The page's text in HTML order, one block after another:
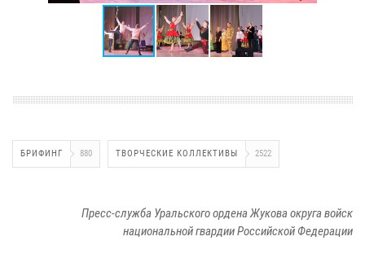
БРИФИНГ 880 ТВОРЧЕСКИЕ КОЛЛЕКТИВЫ 2522
Пресс-служба Уральского ордена Жукова округа войск
национальной гвардии Российской Федерации